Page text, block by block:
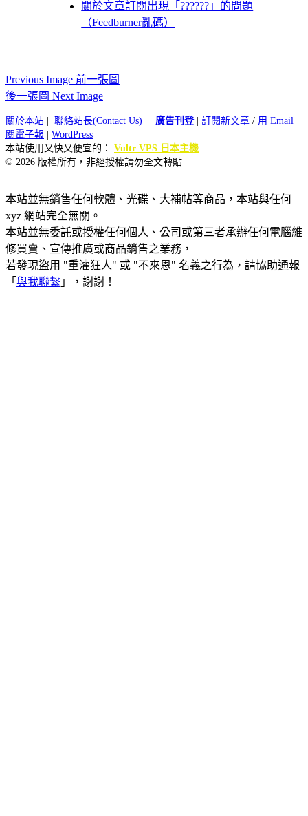
關於文章訂閱出現「??????」的問題
（Feedburner亂碼）
Previous Image 前一張圖
後一張圖 Next Image
關於本站 聯絡站長(Contact Us) 廣告刊登| 訂閱新文章 / 用 Email
閱電子報
WordPress
本站使用又快又便宜的： Vultr VPS 日本主機
© 2026 版權所有，非經授權請勿全文轉貼
本站並無銷售任何軟體、光碟、大補帖等商品，本站與任何
xyz 網站完全無關。
本站並無委託或授權任何個人、公司或第三者承辦任何電腦維
修買賣、宣傳推廣或商品銷售之業務，
若發現盜用 "重灌狂人" 或 "不來恩" 名義之行為，請協助通報
「 與我聯繫 」，謝謝！